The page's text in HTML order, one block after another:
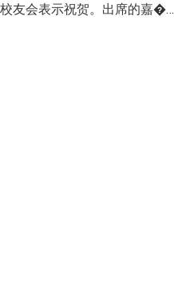
友会表示祝贺。出席的嘉�…